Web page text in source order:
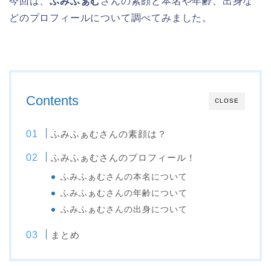
どのプロフィールについて調べてみました。
CLOSE
Contents
ふみふぁむさんの素顔は？
ふみふぁむさんのプロフィール！
ふみふぁむさんの本名について
ふみふぁむさんの年齢について
ふみふぁむさんの出身について
まとめ